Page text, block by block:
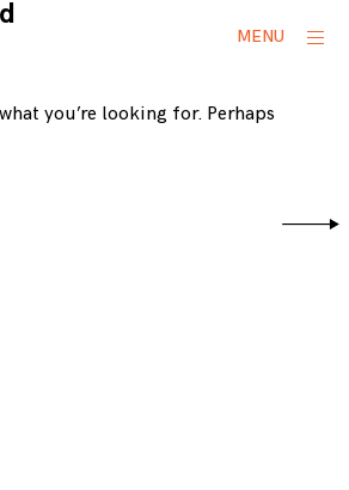
MENU
you’re looking for. Perhaps